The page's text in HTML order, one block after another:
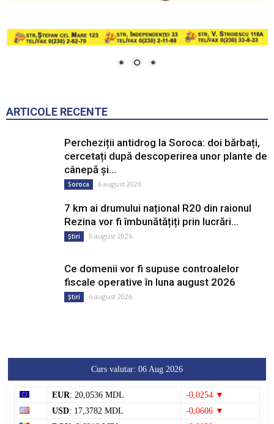
ARTICOLE RECENTE
Percheziții antidrog la Soroca: doi bărbați,
cercetați după descoperirea unor plante de
cânepă și...
Soroca 6 august 2026
7 km ai drumului național R20 din raionul
Rezina vor fi îmbunătățiți prin lucrări...
Știri 6 august 2026
Ce domenii vor fi supuse controalelor
fiscale operative în luna august 2026
Știri 6 august 2026
Curs valutar: 06 Aug 2026
EUR: 20,0536 MDL
-0,0254 ▼
USD: 17,3782 MDL
-0,0606 ▼